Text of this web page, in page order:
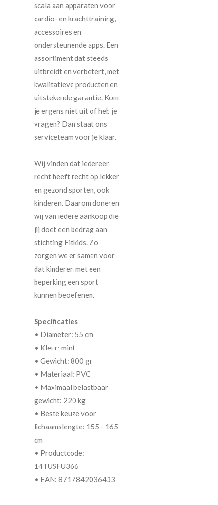
scala aan apparaten voor
cardio- en krachttraining,
accessoires en
ondersteunende apps. Een
assortiment dat steeds
uitbreidt en verbetert, met
kwalitatieve producten en
uitstekende garantie. Kom
je ergens niet uit of heb je
vragen? Dan staat ons
serviceteam voor je klaar.
Wij vinden dat iedereen
recht heeft recht op lekker
en gezond sporten, ook
kinderen. Daarom doneren
wij van iedere aankoop die
jij doet een bedrag aan
stichting Fitkids. Zo
zorgen we er samen voor
dat kinderen met een
beperking een sport
kunnen beoefenen.
Specificaties
• Diameter: 55 cm
• Kleur: mint
• Gewicht: 800 gr
• Materiaal: PVC
• Maximaal belastbaar
gewicht: 220 kg
• Beste keuze voor
lichaamslengte: 155 - 165
cm
• Productcode:
14TUSFU366
• EAN: 8717842036433